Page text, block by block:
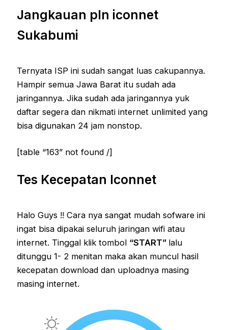
Jangkauan pln iconnet
Sukabumi
Ternyata ISP ini sudah sangat luas cakupannya.
Hampir semua Jawa Barat itu sudah ada
jaringannya. Jika sudah ada jaringannya yuk
daftar segera dan nikmati internet unlimited yang
bisa digunakan 24 jam nonstop.
[table “163” not found /]
Tes Kecepatan Iconnet
Halo Guys !! Cara nya sangat mudah sofware ini
ingat bisa dipakai seluruh jaringan wifi atau
internet. Tinggal klik tombol “START” lalu
ditunggu 1- 2 menitan maka akan muncul hasil
kecepatan download dan uploadnya masing
masing internet.